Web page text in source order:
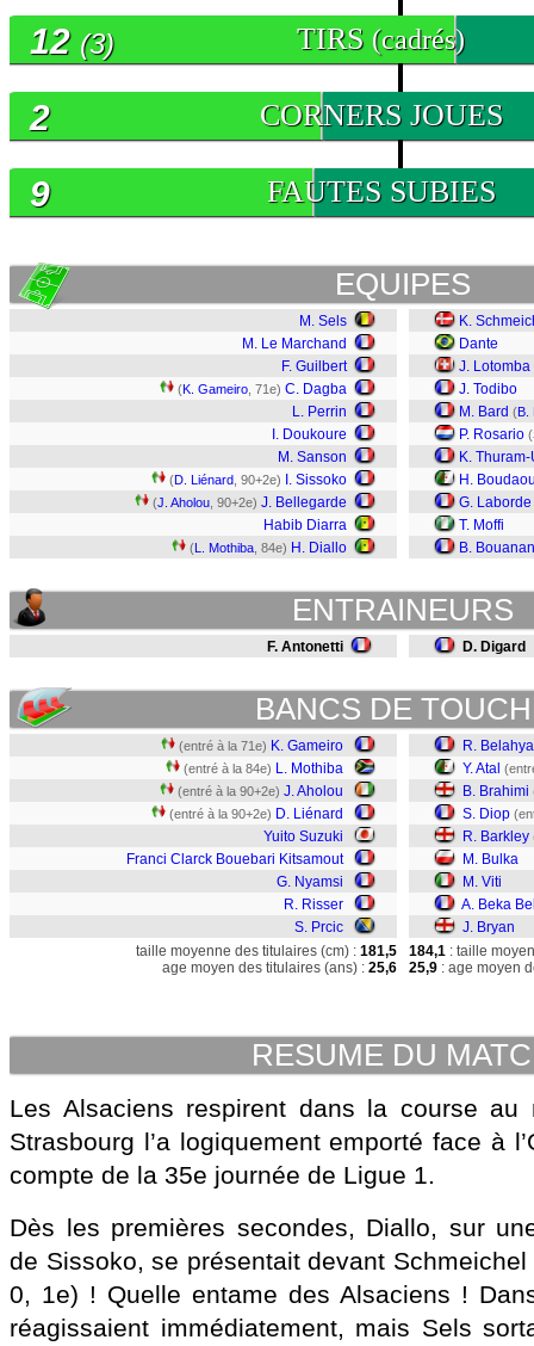
TIRS (cadrés)
12 (3)
CORNERS JOUES
2
FAUTES SUBIES
9
EQUIPES
M. Sels
M. Le Marchand
F. Guilbert
(K. Gameiro , 71e) C. Dagba
L. Perrin
I. Doukoure
M. Sanson
(D. Liénard , 90+2e) I. Sissoko
(J. Aholou , 90+2e) J. Bellegarde
Habib Diarra
(L. Mothiba , 84e) H. Diallo
K.
Dante
J. Lotomba
J. Todibo
M. Bard (B.
P. Rosario (
K.
H.
G. Laborde
T. Moffi
B.
ENTRAINEURS
F. Antonetti D. Digard
BANCS DE
(entré à la 71e) K. Gameiro
(entré à la 84e) L. Mothiba
(entré à la 90+2e) J. Aholou
(entré à la 90+2e) D. Liénard
Yuito Suzuki
Franci Clarck Bouebari Kitsamout
G. Nyamsi
R. Risser
S. Prcic
R.
Y. Atal
B. Brahimi
S. Diop
R. Barkley
M. Bulka
M. Viti
A. Beka
J. Bryan
taille moyenne des titulaires (cm) : 181,5
age moyen des titulaires (ans) : 25,6
184,1 : taille
25,9 : age moyen
RESUME DU
Les Alsaciens respirent dans la course au
Strasbourg l’a logiquement emporté face à
compte de la 35e journée de Ligue 1.
Dès les premières secondes, Diallo, sur
de Sissoko, se présentait devant
0, 1e) ! Quelle entame des Alsaciens !
réagissaient immédiatement, mais Sels